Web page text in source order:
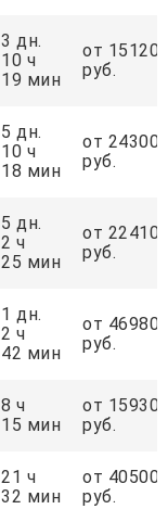
3 дн.
10 ч
19 мин
от
руб.
5 дн.
10 ч
18 мин
от
руб.
5 дн.
2 ч
25 мин
от
руб.
1 дн.
2 ч
42 мин
от 46980
руб.
8 ч
15 мин
от 15930
руб.
21 ч
32 мин
от 40500
руб.